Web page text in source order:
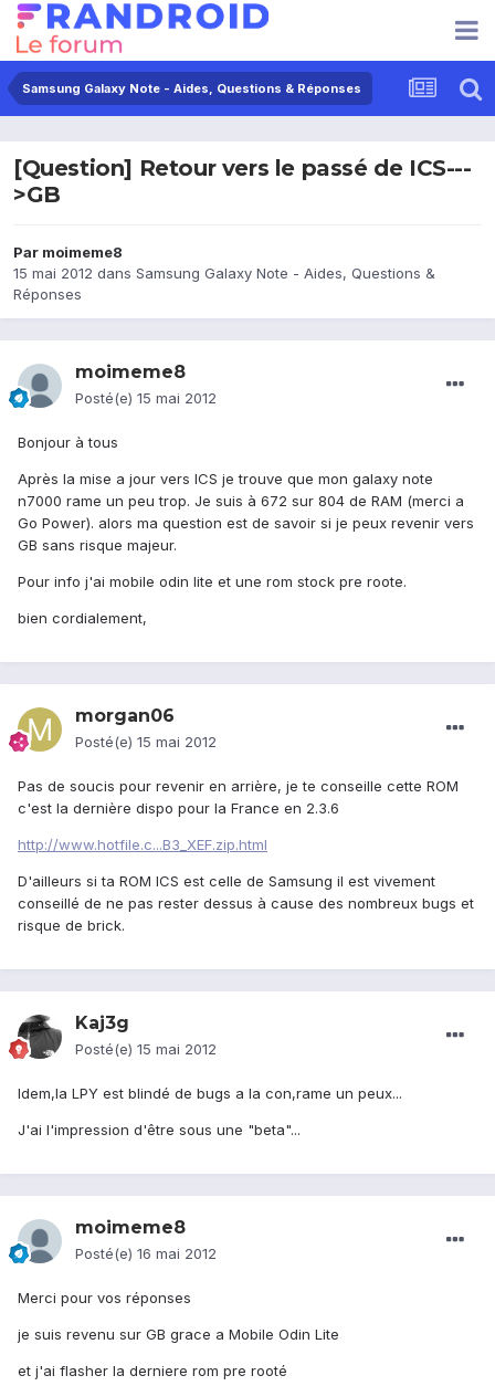
Samsung Galaxy Note - Aides, Questions & Réponses
[Question] Retour vers le passé de ICS---
>GB
Par moimeme8
15 mai 2012 dans Samsung Galaxy Note - Aides, Questions &
Réponses
moimeme8
Posté(e) 15 mai 2012
Bonjour à tous
Après la mise a jour vers ICS je trouve que mon galaxy note
n7000 rame un peu trop. Je suis à 672 sur 804 de RAM (merci a
Go Power). alors ma question est de savoir si je peux revenir vers
GB sans risque majeur.
Pour info j'ai mobile odin lite et une rom stock pre roote.
bien cordialement,
morgan06
Posté(e) 15 mai 2012
Pas de soucis pour revenir en arrière, je te conseille cette ROM
c'est la dernière dispo pour la France en 2.3.6
http://www.hotfile.c...B3_XEF.zip.html
D'ailleurs si ta ROM ICS est celle de Samsung il est vivement
conseillé de ne pas rester dessus à cause des nombreux bugs et
risque de brick.
Kaj3g
Posté(e) 15 mai 2012
Idem,la LPY est blindé de bugs a la con,rame un peux...
J'ai l'impression d'être sous une "beta"...
moimeme8
Posté(e) 16 mai 2012
Merci pour vos réponses
je suis revenu sur GB grace a Mobile Odin Lite
et j'ai flasher la derniere rom pre rooté